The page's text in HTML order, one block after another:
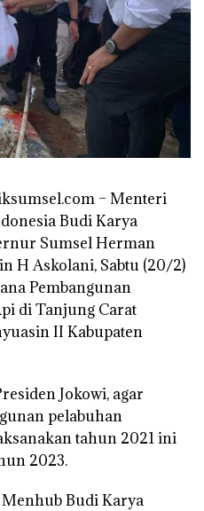
– Menteri
Budi Karya
Sumsel Herman
H Askolani, Sabtu (20/2)
Pembangunan
di Tanjung Carat
II Kabupaten
Jokowi, agar
pelabuhan
tahun 2021 ini
2023.
Budi Karya